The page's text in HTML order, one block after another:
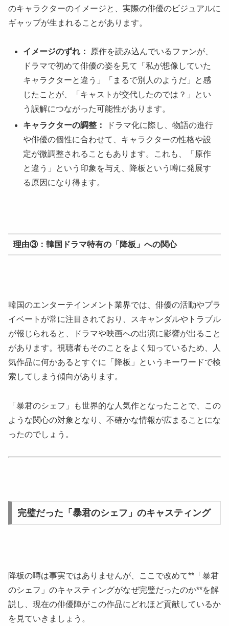
のキャラクターのイメージと、実際の俳優のビジュアルに
ギャップが生まれることがあります。
イメージのずれ：
原作を読み込んでいるファンが、
ドラマで初めて俳優の姿を見て「私が想像していた
キャラクターと違う」「まるで別人のようだ」と感
じたことが、「キャストが交代したのでは？」とい
う誤解につながった可能性があります。
キャラクターの調整：
ドラマ化に際し、物語の進行
や俳優の個性に合わせて、キャラクターの性格や設
定が微調整されることもあります。これも、「原作
と違う」という印象を与え、降板という噂に発展す
る原因になり得ます。
理由③：韓国ドラマ特有の「降板」への関心
韓国のエンターテインメント業界では、俳優の活動やプラ
イベートが常に注目されており、スキャンダルやトラブル
が報じられると、ドラマや映画への出演に影響が出ること
があります。視聴者もそのことをよく知っているため、人
気作品に何かあるとすぐに「降板」というキーワードで検
索してしまう傾向があります。
「暴君のシェフ」も世界的な人気作となったことで、この
ような関心の対象となり、不確かな情報が広まることにな
ったのでしょう。
完璧だった「暴君のシェフ」のキャスティング
降板の噂は事実ではありませんが、ここで改めて**「暴君
のシェフ」のキャスティングがなぜ完璧だったのか**を解
説し、現在の俳優陣がこの作品にどれほど貢献しているか
を見ていきましょう。